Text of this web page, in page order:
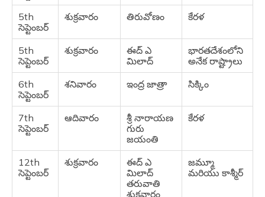
కర్ణాటక,
మధ్యప్రదేశ్,
తెలంగాణ
మరియు
తమిళనాడు
28th
ఆగస్టు
గురువారం
వినాయక
గోవా
28th
ఆగస్టు
గురువారం నువాఖాయి ఒడిశా
5th
సెప్టెంబర్
శుక్రవారం తిరువోణం కేరళ
5th
సెప్టెంబర్
శుక్రవారం
ఈద్ ఎ
మిలాద్
భారతదేశంలోని
అనేక రాష్ట్రాలు
6th
సెప్టెంబర్
శనివారం ఇంద్ర జాత్రా సిక్కిం
7th
సెప్టెంబర్
ఆదివారం
శ్రీ నారాయణ
గురు
జయంతి
కేరళ
12th
సెప్టెంబర్
శుక్రవారం
ఈద్ ఎ
మిలాద్
తరువాతి
శుక్రవారం
జమ్మూ
మరియు కాశ్మీర్